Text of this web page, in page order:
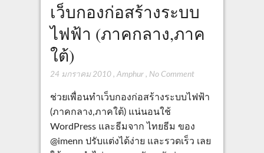
เว็บกองก่อสร้างระบบ
ไฟฟ้า (ภาคกลาง,ภาค
ใต้)
24 มกราคม 2010, Amphur, No Comment
ช่วยเพื่อนทำเว็บกองก่อสร้างระบบไฟฟ้า
(ภาคกลาง,ภาคใต้) แน่นอนใช้
WordPress และธีมจาก ไทยธีม ของ
@imenn ปรับแต่งได้ง่าย และรวดเร็ว เลย